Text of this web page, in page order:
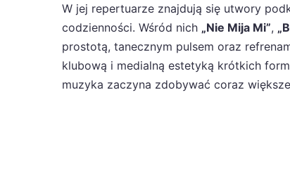
W jej repertuarze znajdują się utwory
codzienności. Wśród nich „Nie Mija Mi”,
prostotą, tanecznym pulsem oraz
klubową i medialną estetyką krótkich
muzyka zaczyna zdobywać coraz